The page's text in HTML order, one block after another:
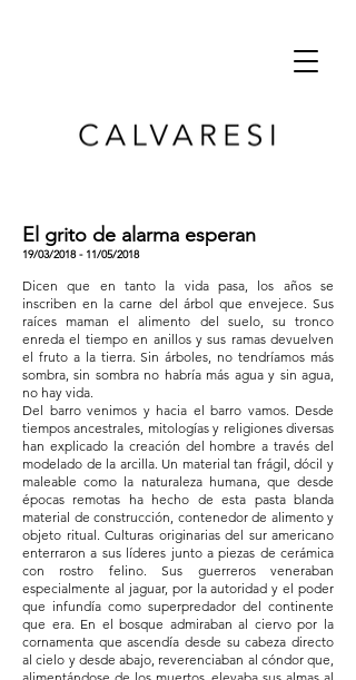
El grito de alarma esperan
19/03/2018 - 11/05/2018
Dicen que en tanto la vida pasa, los años se
inscriben en la carne del árbol que envejece. Sus
raíces maman el alimento del suelo, su tronco
enreda el tiempo en anillos y sus ramas devuelven
el fruto a la tierra. Sin árboles, no tendríamos más
sombra, sin sombra no habría más agua y sin agua,
no hay vida.
Del barro venimos y hacia el barro vamos. Desde
tiempos ancestrales, mitologías y religiones diversas
han explicado la creación del hombre a través del
modelado de la arcilla. Un material tan frágil, dócil y
maleable como la naturaleza humana, que desde
épocas remotas ha hecho de esta pasta blanda
material de construcción, contenedor de alimento y
objeto ritual. Culturas originarias del sur americano
enterraron a sus líderes junto a piezas de cerámica
con rostro felino. Sus guerreros veneraban
especialmente al jaguar, por la autoridad y el poder
que infundía como superpredador del continente
que era. En el bosque admiraban al ciervo por la
cornamenta que ascendía desde su cabeza directo
al cielo y desde abajo, reverenciaban al cóndor que,